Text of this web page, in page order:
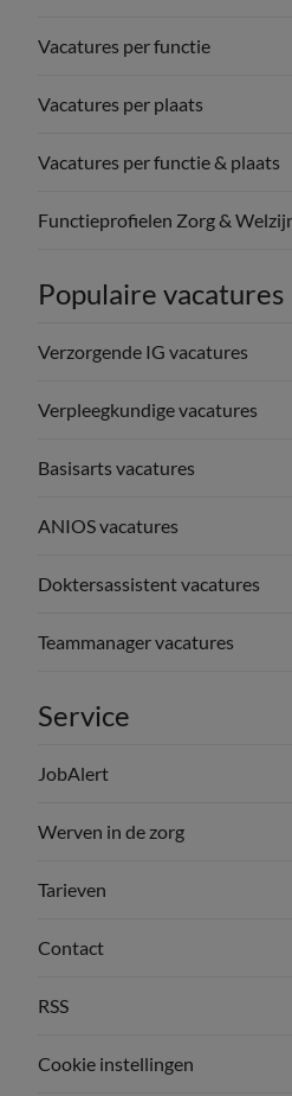
Vacatures per functie
Vacatures per plaats
Vacatures per functie & plaats
Functieprofielen Zorg &
Populaire vacatures
Verzorgende IG vacatures
Verpleegkundige vacatures
Basisarts vacatures
ANIOS vacatures
Doktersassistent vacatures
Teammanager vacatures
Service
JobAlert
Werven in de zorg
Tarieven
Contact
RSS
Cookie instellingen